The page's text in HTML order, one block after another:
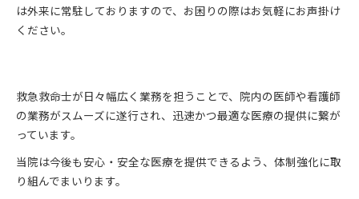
は外来に常駐しておりますので、お困りの際はお気軽にお声掛け
ください。
救急救命士が日々幅広く業務を担うことで、院内の医師や看護師
の業務がスムーズに遂行され、迅速かつ最適な医療の提供に繋が
っています。
当院は今後も安心・安全な医療を提供できるよう、体制強化に取
り組んでまいります。